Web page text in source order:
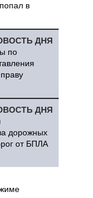
в
ДНЯ
по
ДНЯ
дорожных
от БПЛА